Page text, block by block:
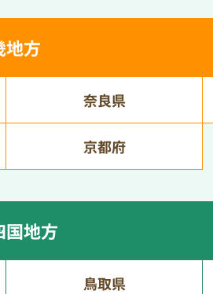
地方
奈良県
京都府
国地方
鳥取県